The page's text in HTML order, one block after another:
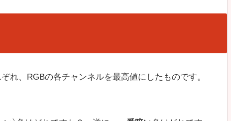
ぞれ、RGBの各チャンネルを最高値にしたものです。